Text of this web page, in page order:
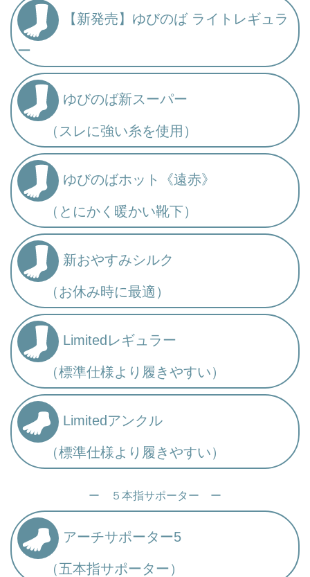
【新発売】ゆびのば ライトレギュラ
ー
ゆびのば新スーパー
（スレに強い糸を使用）
ゆびのばホット《遠赤》
（とにかく暖かい靴下）
新おやすみシルク
（お休み時に最適）
Limitedレギュラー
（標準仕様より履きやすい）
Limitedアンクル
（標準仕様より履きやすい）
ー ５本指サポーター ー
アーチサポーター5
（五本指サポーター）